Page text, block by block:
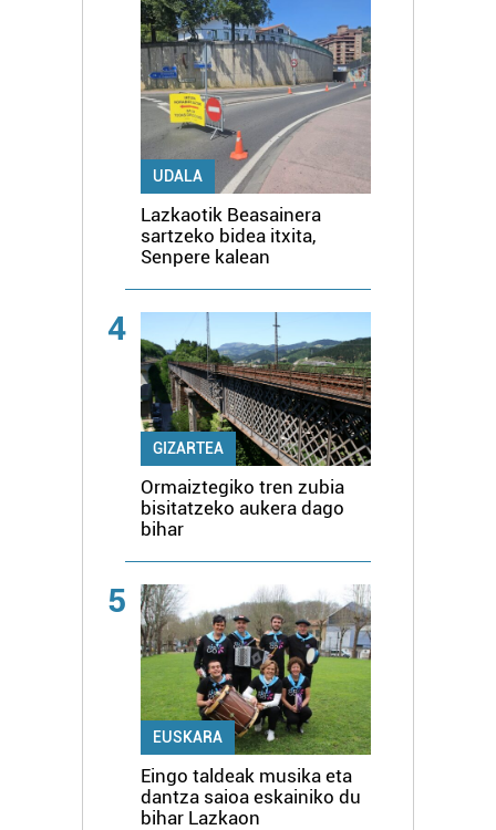
UDALA
Lazkaotik Beasainera
sartzeko bidea itxita,
Senpere kalean
4
GIZARTEA
Ormaiztegiko tren zubia
bisitatzeko aukera dago
bihar
5
EUSKARA
Eingo taldeak musika eta
dantza saioa eskainiko du
bihar Lazkaon